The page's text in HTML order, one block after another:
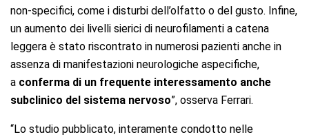
non-specifici, come i disturbi dell’olfatto o del gusto. Infine,
un aumento dei livelli sierici di neurofilamenti a catena
leggera è stato riscontrato in numerosi pazienti anche in
assenza di manifestazioni neurologiche aspecifiche,
a conferma di un frequente interessamento anche
subclinico del sistema nervoso”, osserva Ferrari.
“Lo studio pubblicato, interamente condotto nelle